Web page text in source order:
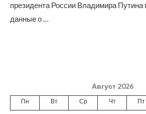
президента России Владимира Путина
данные о …
Август 2026
Пн Вт Ср Чт Пт